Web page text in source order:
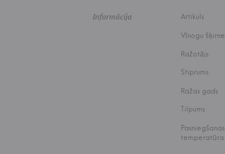
Informācija Artikuls
Vīnogu šķirne
Ražotājs
Stiprums
Ražas gads
Tilpums
Pasniegšanas
temperatūra